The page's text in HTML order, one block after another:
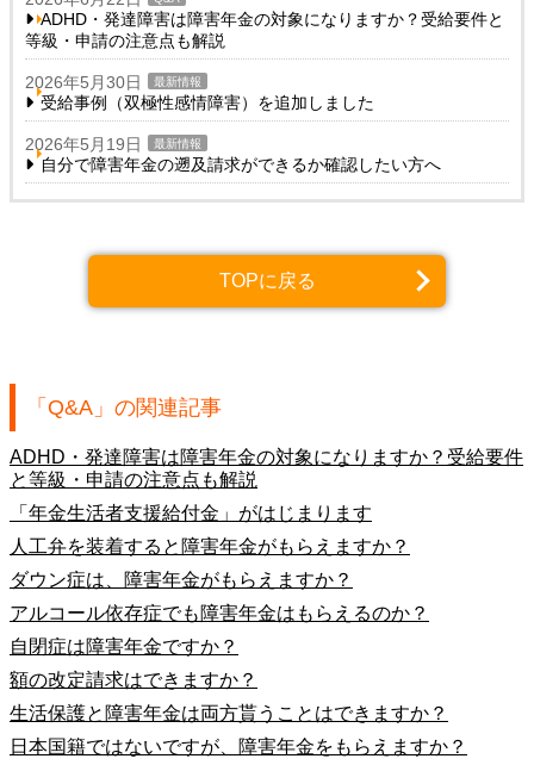
ADHD・発達障害は障害年金の対象になりますか？受給要件と
等級・申請の注意点も解説
2026年5月30日 最新情報
受給事例（双極性感情障害）を追加しました
2026年5月19日 最新情報
自分で障害年金の遡及請求ができるか確認したい方へ
TOPに戻る
「Q&A」の関連記事
ADHD・発達障害は障害年金の対象になりますか？受給要件
と等級・申請の注意点も解説
「年金生活者支援給付金」がはじまります
人工弁を装着すると障害年金がもらえますか？
ダウン症は、障害年金がもらえますか？
アルコール依存症でも障害年金はもらえるのか？
自閉症は障害年金ですか？
額の改定請求はできますか？
生活保護と障害年金は両方貰うことはできますか？
日本国籍ではないですが、障害年金をもらえますか？